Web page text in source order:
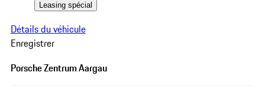
Leasing spécial
Détails du véhicule
Enregistrer
Porsche Zentrum Aargau